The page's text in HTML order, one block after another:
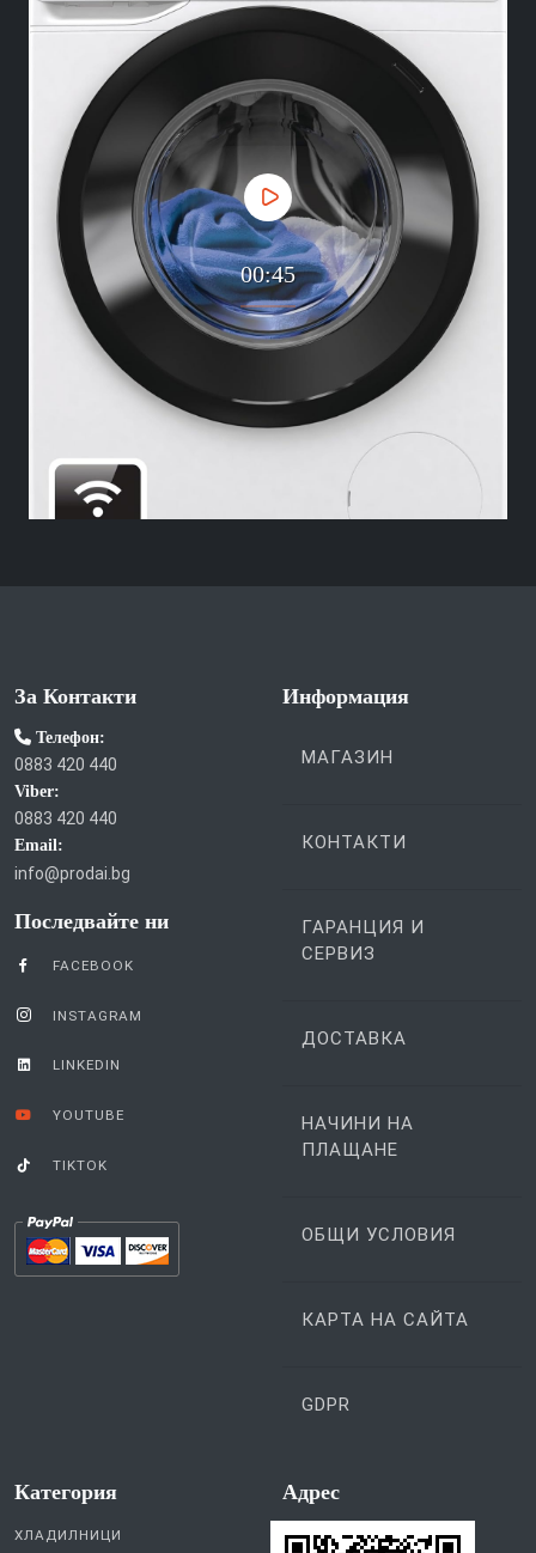
00:45
За Контакти
Телефон:
0883 420 440
Viber:
0883 420 440
Email:
info@prodai.bg
Последвайте ни
FACEBOOK
INSTAGRAM
LINKEDIN
YOUTUBE
TIKTOK
Информация
МАГАЗИН
КОНТАКТИ
ГАРАНЦИЯ И
СЕРВИЗ
ДОСТАВКА
НАЧИНИ НА
ПЛАЩАНЕ
ОБЩИ УСЛОВИЯ
КАРТА НА САЙТА
GDPR
Категория
ХЛАДИЛНИЦИ
Aдрес